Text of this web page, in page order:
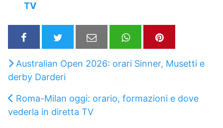
TV
Australian Open 2026: orari Sinner, Musetti e
derby Darderi
Roma-Milan oggi: orario, formazioni e dove
vederla in diretta TV